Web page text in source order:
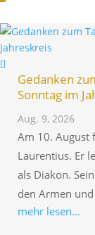
Gedanken
Sonntag im
Aug. 9, 2026
Am 10. August
Lauren­tius. Er
als Diakon.
den Armen
mehr lesen…